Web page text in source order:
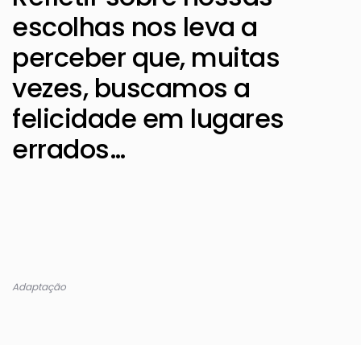
escolhas nos leva a
perceber que, muitas
vezes, buscamos a
felicidade em lugares
errados…
Adaptação